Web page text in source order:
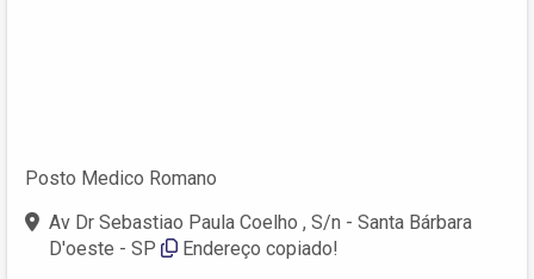
Posto Medico Romano
Av Dr Sebastiao Paula Coelho , S/n - Santa Bárbara
D'oeste - SP
Endereço copiado!